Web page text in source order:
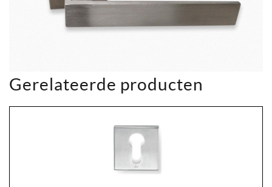
Gerelateerde producten